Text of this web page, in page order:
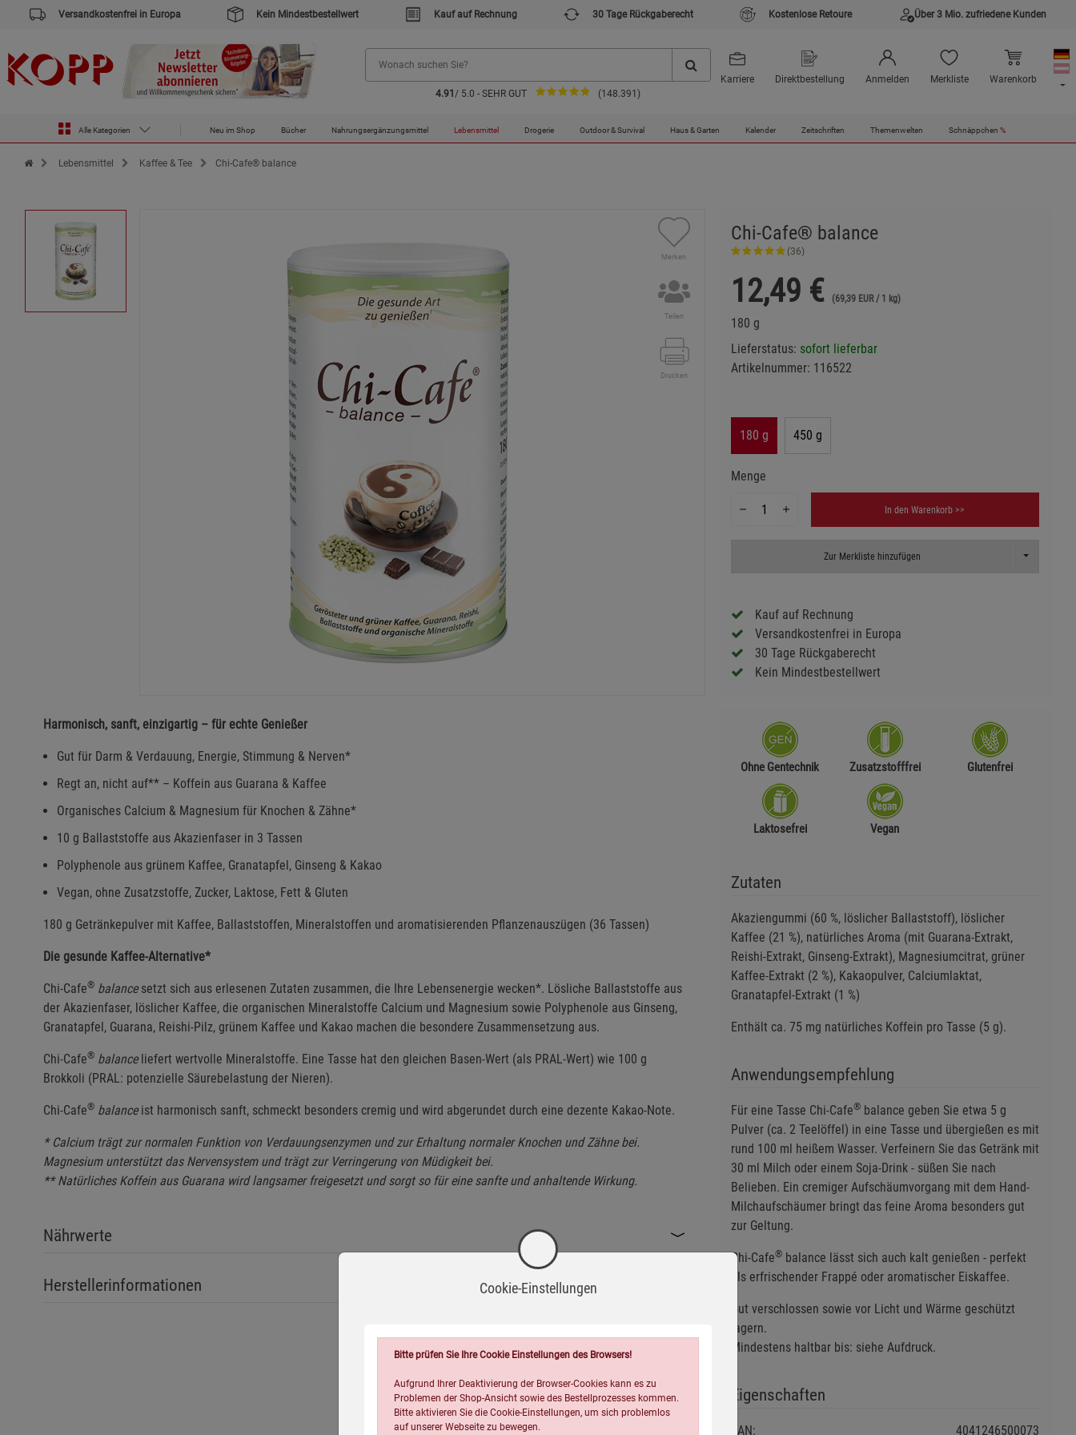
Versandkostenfrei in Europa Kein Mindestbestellwert Kauf auf Rechnung 30 Tage Rückgaberecht Kostenlose Retoure Über 3 Mio. zufriedene Kunden
4.91 / 5.0 - SEHR GUT (148.391)
Karriere Direktbestellung Anmelden Merkliste Warenkorb
Alle Kategorien Neu im Shop Bücher Nahrungsergänzungsmittel Lebensmittel Drogerie Outdoor & Survival Haus & Garten Kalender Zeitschriften Themenwelten Schnäppchen %
Zur Startseite des Kopp Verlag Online-Shop
Lebensmittel Kaffee & Tee Chi-Cafe® balance
Merken
Teilen
Drucken
Chi-Cafe® balance
(36)
12,49 € (69,39 EUR / 1 kg)
180 g
Lieferstatus: sofort lieferbar
Artikelnummer: 116522
180 g 450 g
Menge
In den Warenkorb >>
Zur Merkliste hinzufügen Toggle
Kauf auf Rechnung
Versandkostenfrei in Europa
30 Tage Rückgaberecht
Kein Mindestbestellwert
Harmonisch, sanft, einzigartig – für echte Genießer
Gut für Darm & Verdauung, Energie, Stimmung & Nerven*
Regt an, nicht auf** – Koffein aus Guarana & Kaffee
Organisches Calcium & Magnesium für Knochen & Zähne*
10 g Ballaststoffe aus Akazienfaser in 3 Tassen
Polyphenole aus grünem Kaffee, Granatapfel, Ginseng & Kakao
Vegan, ohne Zusatzstoffe, Zucker, Laktose, Fett & Gluten
180 g Getränkepulver mit Kaffee, Ballaststoffen, Mineralstoffen und aromatisierenden Pflanzenauszügen (36 Tassen)
Die gesunde Kaffee-Alternative*
Chi-Cafe® balancesetzt sich aus erlesenen Zutaten zusammen, die Ihre Lebensenergie wecken*. Lösliche Ballaststoffe aus
der Akazienfaser, löslicher Kaffee, die organischen Mineralstoffe Calcium und Magnesium sowie Polyphenole aus Ginseng,
Granatapfel, Guarana, Reishi-Pilz, grünem Kaffee und Kakao machen die besondere Zusammensetzung aus.
Chi-Cafe® balanceliefert wertvolle Mineralstoffe. Eine Tasse hat den gleichen Basen-Wert (als PRAL-Wert) wie 100 g
Brokkoli (PRAL: potenzielle Säurebelastung der Nieren).
Chi-Cafe® balanceist harmonisch sanft, schmeckt besonders cremig und wird abgerundet durch eine dezente Kakao-Note.
* Calcium trägt zur normalen Funktion von Verdauungsenzymen und zur Erhaltung normaler Knochen und Zähne bei.
Magnesium unterstützt das Nervensystem und trägt zur Verringerung von Müdigkeit bei.
** Natürliches Koffein aus Guarana wird langsamer freigesetzt und sorgt so für eine sanfte und anhaltende Wirkung.
Nährwerte
Herstellerinformationen
Ohne Gentechnik Zusatzstofffrei Glutenfrei
Laktosefrei Vegan
Zutaten
Akaziengummi (60 %, löslicher Ballaststoff), löslicher
Kaffee (21 %), natürliches Aroma (mit Guarana-Extrakt,
Reishi-Extrakt, Ginseng-Extrakt), Magnesiumcitrat, grüner
Kaffee-Extrakt (2 %), Kakaopulver, Calciumlaktat,
Granatapfel-Extrakt (1 %)
Enthält ca. 75 mg natürliches Koffein pro Tasse (5 g).
Anwendungsempfehlung
Für eine Tasse Chi-Cafe®balance geben Sie etwa 5 g
Pulver (ca. 2 Teelöffel) in eine Tasse und übergießen es mit
rund 100 ml heißem Wasser. Verfeinern Sie das Getränk mit
30 ml Milch oder einem Soja-Drink - süßen Sie nach
Belieben. Ein cremiger Aufschäumvorgang mit dem Hand-
Milchaufschäumer bringt das feine Aroma besonders gut
zur Geltung.
Chi-Cafe®balance lässt sich auch kalt genießen - perfekt
als erfrischender Frappé oder aromatischer Eiskaffee.
Gut verschlossen sowie vor Licht und Wärme geschützt
lagern.
Mindestens haltbar bis: siehe Aufdruck.
Eigenschaften
EAN:
4041246500073
Cookie-Einstellungen
Bitte prüfen Sie Ihre Cookie Einstellungen des Browsers!
Aufgrund Ihrer Deaktivierung der Browser-Cookies kann es zu
Problemen der Shop-Ansicht sowie des Bestellprozesses kommen.
Bitte aktivieren Sie die Cookie-Einstellungen, um sich problemlos
auf unserer Webseite zu bewegen.